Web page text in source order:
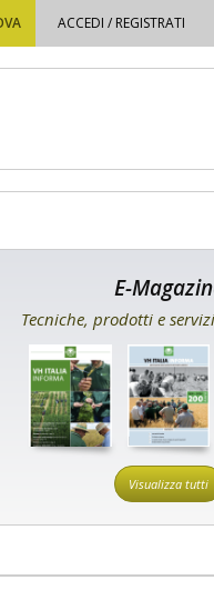
ACCEDI / REGISTRATI
E-
Tecniche, prodotti e
Visualizza tutti